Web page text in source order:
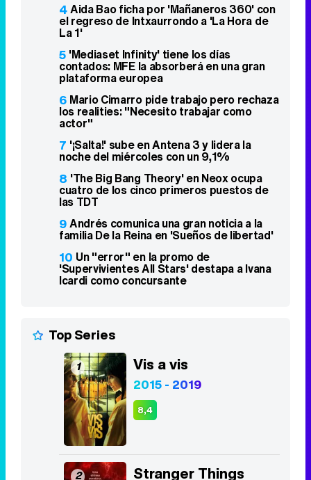
4Aida Bao ficha por 'Mañaneros 360' con
el regreso de Intxaurrondo a 'La Hora de
La 1'
5 'Mediaset Infinity' tiene los días
contados: MFE la absorberá en una gran
plataforma europea
6 Mario Cimarro pide trabajo pero rechaza
los realities: "Necesito trabajar como
actor"
7 '¡Salta!' sube en Antena 3 y lidera la
noche del miércoles con un 9,1%
8 'The Big Bang Theory' en Neox ocupa
cuatro de los cinco primeros puestos de
las TDT
9Andrés comunica una gran noticia a la
familia De la Reina en 'Sueños de libertad'
10 Un "error" en la promo de
'Supervivientes All Stars' destapa a Ivana
Icardi como concursante
Top Series
1 Vis a vis
2015 - 2019
8,4
2 Stranger Things